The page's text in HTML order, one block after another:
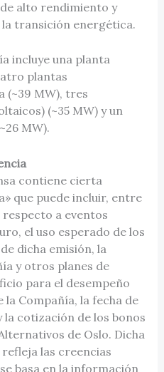
alto rendimiento y
transición energética.
incluye una planta
plantas
(~39 MW), tres
(~35 MW) y un
MW).
contiene cierta
que puede incluir, entre
a eventos
el uso esperado de los
dicha emisión, la
y otros planes de
para el desempeño
Compañía, la fecha de
la cotización de los bonos
de Oslo. Dicha
las creencias
basa en la información